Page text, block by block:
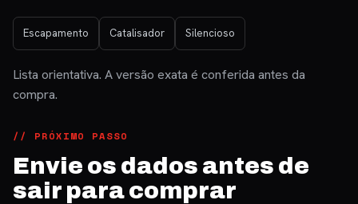
Escapamento Catalisador Silencioso
Lista orientativa. A versão exata é conferida antes da
compra.
// PRÓXIMO PASSO
Envie os dados antes de
sair para comprar